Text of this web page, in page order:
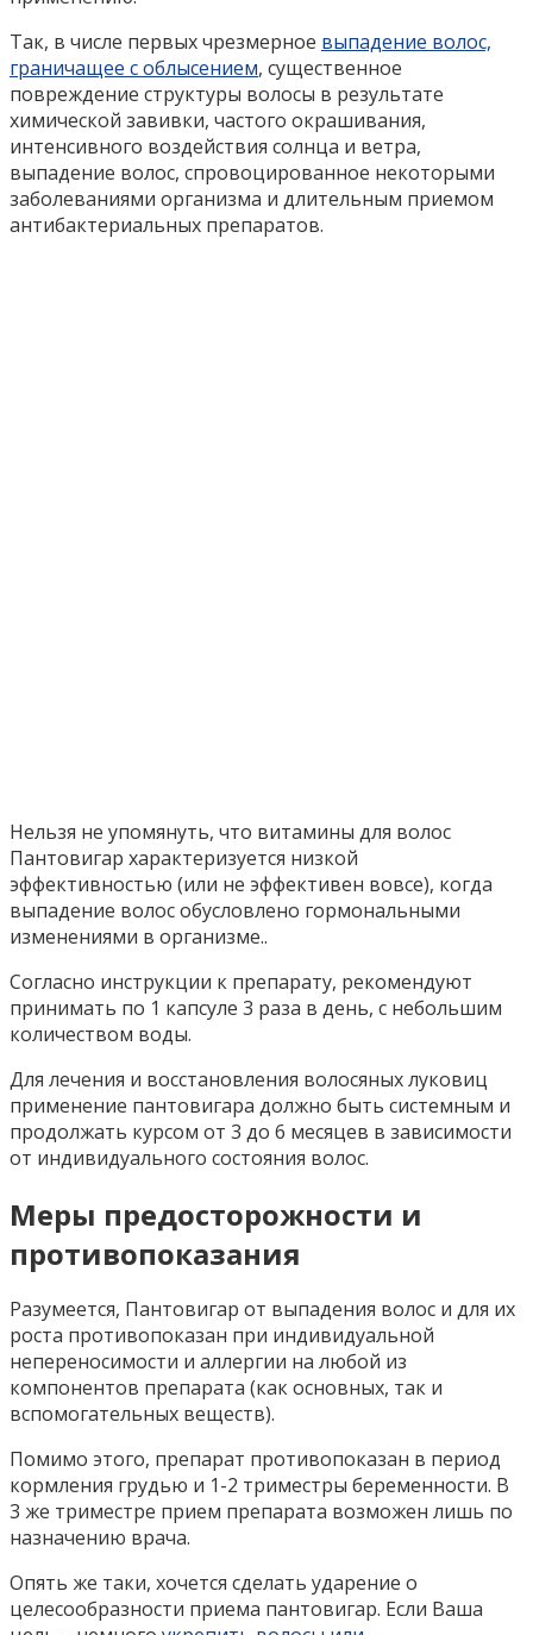
Так, в числе первых чрезмерное выпадение волос,
граничащее с облысением, существенное
повреждение структуры волосы в результате
химической завивки, частого окрашивания,
интенсивного воздействия солнца и ветра,
выпадение волос, спровоцированное некоторыми
заболеваниями организма и длительным приемом
антибактериальных препаратов.
Нельзя не упомянуть, что витамины для волос
Пантовигар характеризуется низкой
эффективностью (или не эффективен вовсе), когда
выпадение волос обусловлено гормональными
изменениями в организме..
Согласно инструкции к препарату, рекомендуют
принимать по 1 капсуле 3 раза в день, с небольшим
количеством воды.
Для лечения и восстановления волосяных луковиц
применение пантовигара должно быть системным и
продолжать курсом от 3 до 6 месяцев в зависимости
от индивидуального состояния волос.
Меры предосторожности и
противопоказания
Разумеется, Пантовигар от выпадения волос и для их
роста противопоказан при индивидуальной
непереносимости и аллергии на любой из
компонентов препарата (как основных, так и
вспомогательных веществ).
Помимо этого, препарат противопоказан в период
кормления грудью и 1-2 триместры беременности. В
3 же триместре прием препарата возможен лишь по
назначению врача.
Опять же таки, хочется сделать ударение о
целесообразности приема пантовигар. Если Ваша